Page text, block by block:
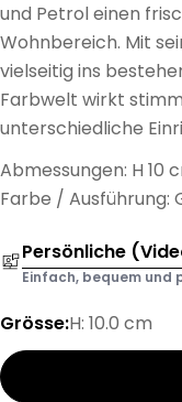
und Petrol einen
Wohnbereich. Mit
vielseitig ins
Farbwelt wirkt
unterschiedliche
Abmessungen: H 10
Farbe / Ausführung:
Persönliche
Einfach, bequem und
Grösse:H: 10.0 cm